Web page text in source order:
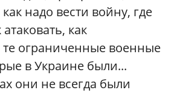
надо вести войну, где
как
те ограниченные военные
в Украине были...
они не всегда были